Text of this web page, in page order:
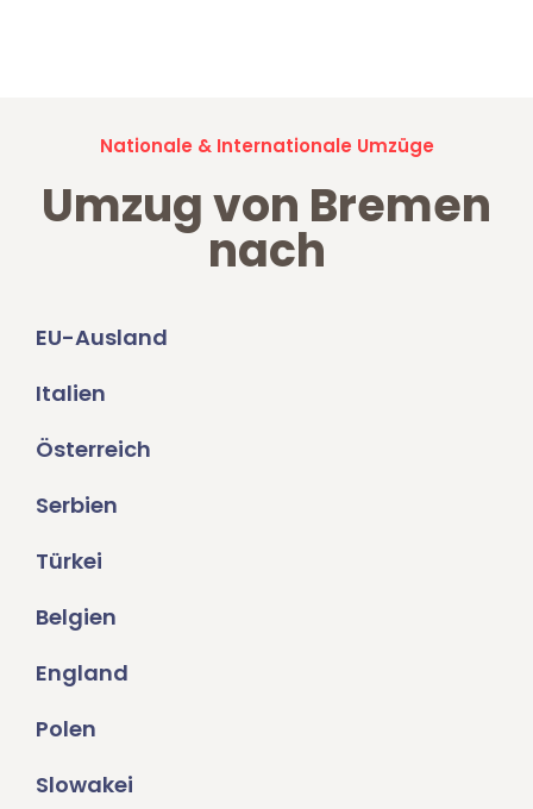
Nationale & Internationale Umzüge
Umzug von Bremen
nach
EU-Ausland
Italien
Österreich
Serbien
Türkei
Belgien
England
Polen
Slowakei